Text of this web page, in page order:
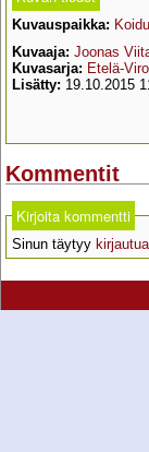
Kuvauspaikka:
Kuvaaja: Joonas
Kuvasarja: Etelä-
Lisätty: 19.10.2015
Kommentit
Kirjoita kommentti
Sinun täytyy